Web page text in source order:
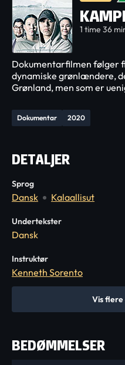
1 time 36
Dokumentar 2020
Dokumentarfilmen følger
dynamiske grønlændere,
Grønland, men som er
DETALJER
Sprog
Dansk Kalaallisut
Undertekster
Dansk
Instruktør
Kenneth Sorento
Vis
BEDØMMELSER